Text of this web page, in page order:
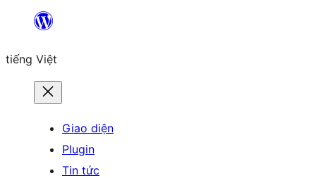
Chuyển
phần
tiếng Việt
Giao diện
Plugin
Tin tức